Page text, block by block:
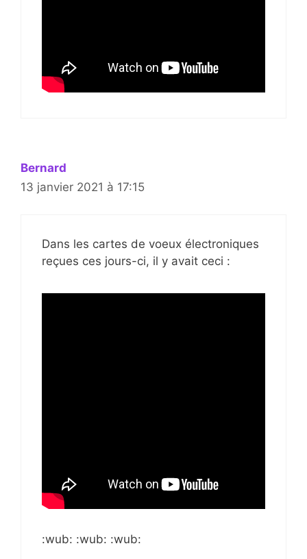
Bernard
13 janvier 2021 à 17:15
Dans les cartes de voeux électroniques
reçues ces jours-ci, il y avait ceci :
:wub: :wub: :wub: